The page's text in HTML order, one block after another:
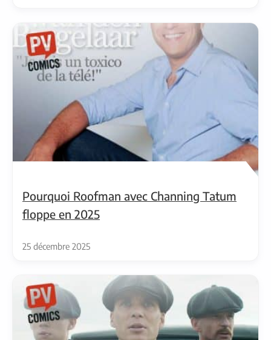
Pourquoi Roofman avec Channing Tatum
floppe en 2025
25 décembre 2025